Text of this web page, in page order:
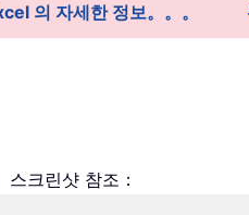
의 자세한 정보。。。
스크린샷 참조：